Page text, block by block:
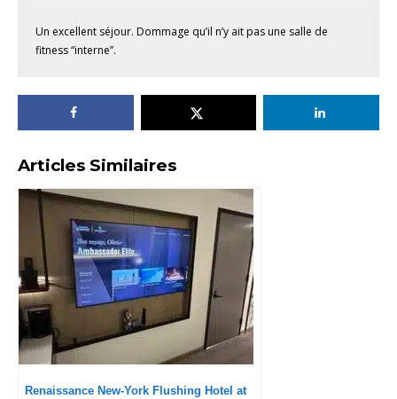
Un excellent séjour. Dommage qu’il n’y ait pas une salle de
fitness “interne”.
Articles Similaires
Renaissance New-York Flushing Hotel at